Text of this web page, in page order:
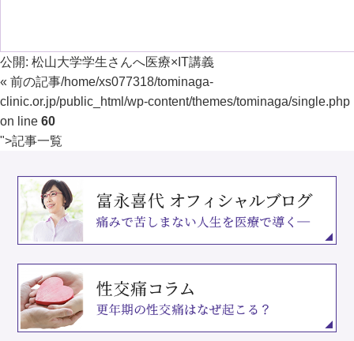
公開: 松山大学学生さんへ医療×IT講義
« 前の記事/home/xs077318/tominaga-
clinic.or.jp/public_html/wp-content/themes/tominaga/single.php
on line 60
">記事一覧